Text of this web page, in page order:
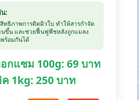
:
ทธิภาพการติดผิวใบ ทำให้สารกำจัด
ขึ้น และช่วยฟื้นฟูพืชหลังถูกแมลง
ร้อมกันได้
กแซม 100g: 69 บาท
1kg: 250 บาท